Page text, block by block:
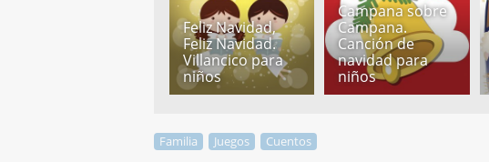
Feliz Navidad,
Feliz Navidad.
Villancico para
niños
Campana sobre
Campana.
Canción de
navidad para
niños
Familia Juegos Cuentos